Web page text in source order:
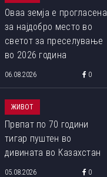
Оваа земја е прогласена
за најдобро место во
светот за преселување
во 2026 година
06.08.2026 0
ЖИВОТ
Првпат по 70 години
тигар пуштен во
дивината во Казахстан
05.08.2026 0